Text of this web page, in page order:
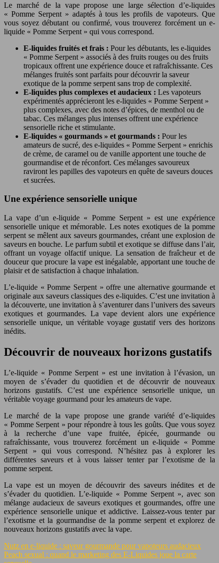
Le marché de la vape propose une large sélection d’e-liquides
« Pomme Serpent » adaptés à tous les profils de vapoteurs. Que
vous soyez débutant ou confirmé, vous trouverez forcément un e-
liquide « Pomme Serpent » qui vous correspond.
E-liquides fruités et frais : Pour les débutants, les e-liquides
« Pomme Serpent » associés à des fruits rouges ou des fruits
tropicaux offrent une expérience douce et rafraîchissante. Ces
mélanges fruités sont parfaits pour découvrir la saveur
exotique de la pomme serpent sans trop de complexité.
E-liquides plus complexes et audacieux : Les vapoteurs
expérimentés apprécieront les e-liquides « Pomme Serpent »
plus complexes, avec des notes d’épices, de menthol ou de
tabac. Ces mélanges plus intenses offrent une expérience
sensorielle riche et stimulante.
E-liquides « gourmands » et gourmands : Pour les
amateurs de sucré, des e-liquides « Pomme Serpent » enrichis
de crème, de caramel ou de vanille apportent une touche de
gourmandise et de réconfort. Ces mélanges savoureux
raviront les papilles des vapoteurs en quête de saveurs douces
et sucrées.
Une expérience sensorielle unique
La vape d’un e-liquide « Pomme Serpent » est une expérience
sensorielle unique et mémorable. Les notes exotiques de la pomme
serpent se mêlent aux saveurs gourmandes, créant une explosion de
saveurs en bouche. Le parfum subtil et exotique se diffuse dans l’air,
offrant un voyage olfactif unique. La sensation de fraîcheur et de
douceur que procure la vape est inégalable, apportant une touche de
plaisir et de satisfaction à chaque inhalation.
L’e-liquide « Pomme Serpent » offre une alternative gourmande et
originale aux saveurs classiques des e-liquides. C’est une invitation à
la découverte, une invitation à s’aventurer dans l’univers des saveurs
exotiques et gourmandes. La vape devient alors une expérience
sensorielle unique, un véritable voyage gustatif vers des horizons
inédits.
Découvrir de nouveaux horizons gustatifs
L’e-liquide « Pomme Serpent » est une invitation à l’évasion, un
moyen de s’évader du quotidien et de découvrir de nouveaux
horizons gustatifs. C’est une expérience sensorielle unique, un
véritable voyage gourmand pour les amateurs de vape.
Le marché de la vape propose une grande variété d’e-liquides
« Pomme Serpent » pour répondre à tous les goûts. Que vous soyez
à la recherche d’une vape fruitée, épicée, gourmande ou
rafraîchissante, vous trouverez forcément un e-liquide « Pomme
Serpent » qui vous correspond. N’hésitez pas à explorer les
différentes saveurs et à vous laisser tenter par l’exotisme de la
pomme serpent.
La vape est un moyen de découvrir des saveurs inédites et de
s’évader du quotidien. L’e-liquide « Pomme Serpent », avec son
mélange audacieux de saveurs exotiques et gourmandes, offre une
expérience sensorielle unique et addictive. Laissez-vous tenter par
l’exotisme et la gourmandise de la pomme serpent et explorez de
nouveaux horizons gustatifs avec la vape.
Nutz en e-liquide : saveur gourmande pour vapoteurs audacieux
Peach sexual : quand le marketing des E-Liquides joue la carte